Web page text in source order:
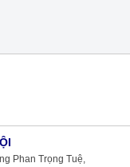
Phan Trọng Tuệ,